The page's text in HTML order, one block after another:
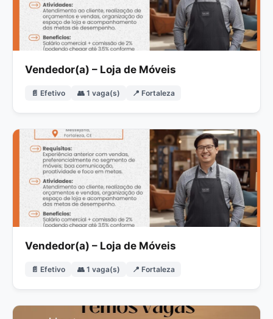
Vendedor(a) – Loja de Móveis
📄 Efetivo 👥 1 vaga(s) 📍 Fortaleza
Vendedor(a) – Loja de Móveis
📄 Efetivo 👥 1 vaga(s) 📍 Fortaleza